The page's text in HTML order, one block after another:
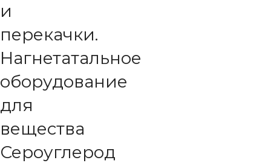
и
перекачки.
Нагнетатальное
оборудование
для
вещества
Сероуглерод